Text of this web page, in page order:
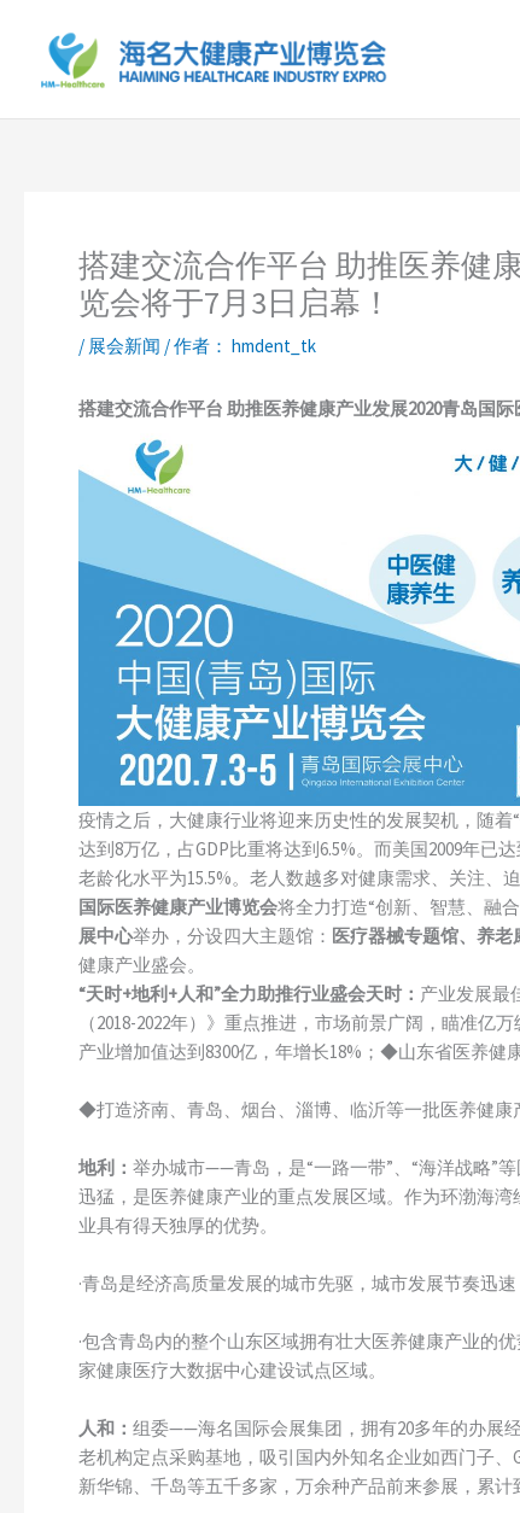
搭建交流合作平台 助推医养健
览会将于7月3日启幕！
/ 展会新闻 / 作者： hmdent_tk
搭建交流合作平台 助推医养健康产业发展2020青岛国
疫情之后，大健康行业将迎来历史性的发展契机，随
达到8万亿，占GDP比重将达到6.5%。而美国2009年已
老龄化水平为15.5%。老人数越多对健康需求、关注、
国际医养健康产业博览会将全力打造“创新、智慧、融
展中心举办，分设四大主题馆： 医疗器械专题馆、养
健康产业盛会。
“天时+地利+人和”全力助推行业盛会天时： 产业发展最
（2018-2022年）》重点推进，市场前景广阔，瞄准
产业增加值达到8300亿，年增长18%；◆山东省医养健
◆打造济南、青岛、烟台、淄博、临沂等一批医养健康
地利： 举办城市——青岛，是“一路一带”、“海洋战略”
迅猛，是医养健康产业的重点发展区域。作为环渤海
业具有得天独厚的优势。
·青岛是经济高质量发展的城市先驱，城市发展节奏迅
·包含青岛内的整个山东区域拥有壮大医养健康产业的
家健康医疗大数据中心建设试点区域。
人和： 组委——海名国际会展集团，拥有20多年的办展
老机构定点采购基地，吸引国内外知名企业如西门子、
新华锦、千岛等五千多家，万余种产品前来参展，累计